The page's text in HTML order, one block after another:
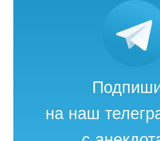
на наш